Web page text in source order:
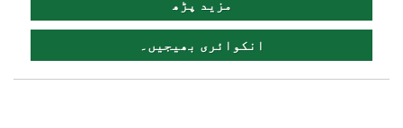
مزید پڑھ
انکوائری بھیجیں۔